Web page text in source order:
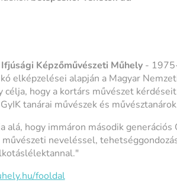
Képzőművészeti Műhely -
elképzelései alapján a Magyar
hogy a kortárs művészet
tanárai művészek és
hogy immáron második
neveléssel,
fooldal